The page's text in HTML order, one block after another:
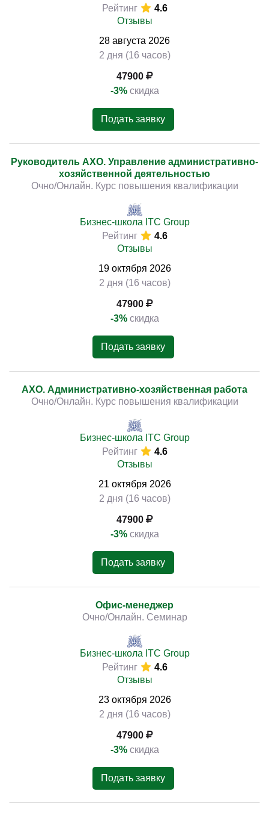
Рейтинг
4.6
Отзывы
28 августа 2026
2 дня (16 часов)
47900
-3% скидка
Подать заявку
Руководитель АХО. Управление административно-
хозяйственной деятельностью
Очно/Онлайн. Курс повышения квалификации
Бизнес-школа ITC Group
Рейтинг
4.6
Отзывы
19 октября 2026
2 дня (16 часов)
47900
-3% скидка
Подать заявку
АХО. Административно-хозяйственная работа
Очно/Онлайн. Курс повышения квалификации
Бизнес-школа ITC Group
Рейтинг
4.6
Отзывы
21 октября 2026
2 дня (16 часов)
47900
-3% скидка
Подать заявку
Офис-менеджер
Очно/Онлайн. Семинар
Бизнес-школа ITC Group
Рейтинг
4.6
Отзывы
23 октября 2026
2 дня (16 часов)
47900
-3% скидка
Подать заявку